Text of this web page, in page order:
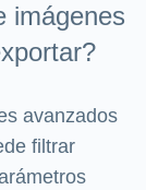
imágenes
avanzados
filtrar